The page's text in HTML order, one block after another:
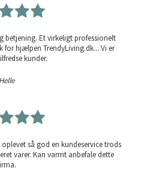
betjening. Et virkeligt professionelt
for hjælpen TrendyLiving.dk... Vi er
kunder.
Helle
så god en kundeservice trods
varer. Kan varmt anbefale dette